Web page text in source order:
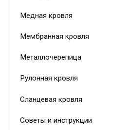
Медная кровля
Мембранная кровля
Металлочерепица
Рулонная кровля
Сланцевая кровля
Советы и инструкции